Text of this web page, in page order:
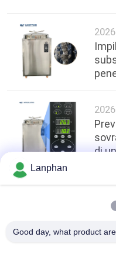
di
Lanphan
Good day, what product